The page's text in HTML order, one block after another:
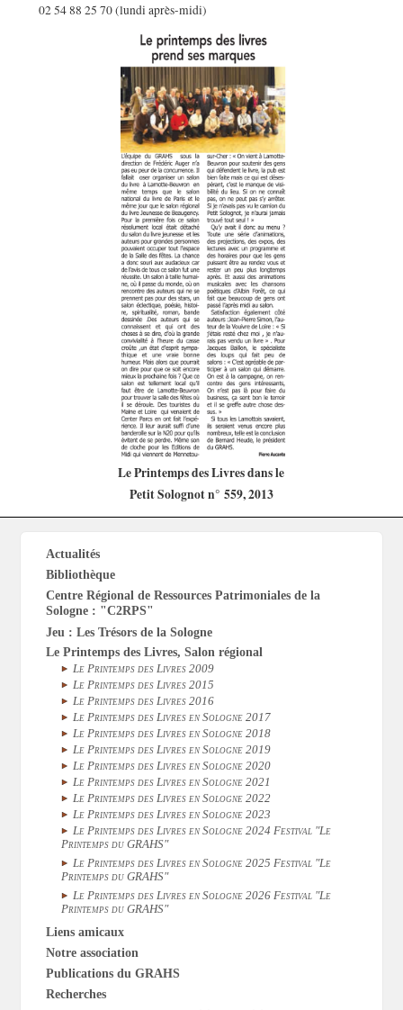
02 54 88 25 70 (lundi après-midi)
Le Printemps des Livres dans le
Petit Solognot n° 559, 2013
Actualités
Bibliothèque
Centre Régional de Ressources Patrimoniales de la
Sologne : "C2RPS"
Jeu : Les Trésors de la Sologne
Le Printemps des Livres, Salon régional
Le Printemps des Livres 2009
Le Printemps des Livres 2015
Le Printemps des Livres 2016
Le Printemps des Livres en Sologne 2017
Le Printemps des Livres en Sologne 2018
Le Printemps des Livres en Sologne 2019
Le Printemps des Livres en Sologne 2020
Le Printemps des Livres en Sologne 2021
Le Printemps des Livres en Sologne 2022
Le Printemps des Livres en Sologne 2023
Le Printemps des Livres en Sologne 2024 Festival "Le
Printemps du GRAHS"
Le Printemps des Livres en Sologne 2025 Festival "Le
Printemps du GRAHS"
Le Printemps des Livres en Sologne 2026 Festival "Le
Printemps du GRAHS"
Liens amicaux
Notre association
Publications du GRAHS
Recherches